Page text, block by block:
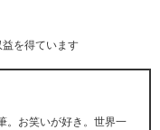
を得ています
。お笑いが好き。世界一